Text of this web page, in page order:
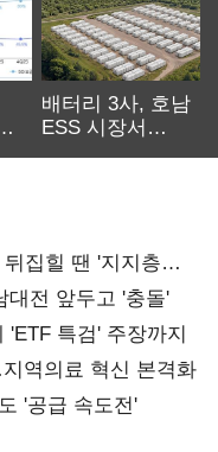
배터리 3사, 호남
ESS 시장서
집힐 땐 '지지층
전 앞두고 '충돌'
특검' 주장까지
역의료 혁신 본격화
'공급 속도전'